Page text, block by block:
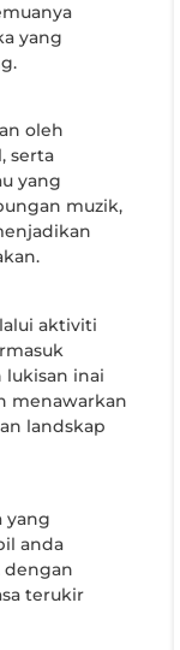
yang
oleh
serta
yang
muzik,
aktiviti
inai
menawarkan
landskap
yang
anda
dengan
terukir